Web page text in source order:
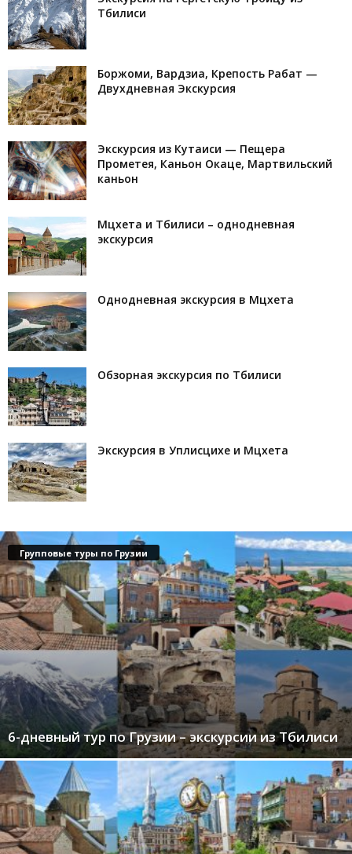
Тбилиси
Боржоми, Вардзиа, Крепость Рабат —
Двухдневная Экскурсия
Экскурсия из Кутаиси — Пещера
Прометея, Каньон Окаце, Мартвильский
каньон
Мцхета и Тбилиси – однодневная
экскурсия
Однодневная экскурсия в Мцхета
Обзорная экскурсия по Тбилиси
Экскурсия в Уплисцихе и Мцхета
Групповые туры по Грузии
6-дневный тур по Грузии – экскурсии из Тбилиси